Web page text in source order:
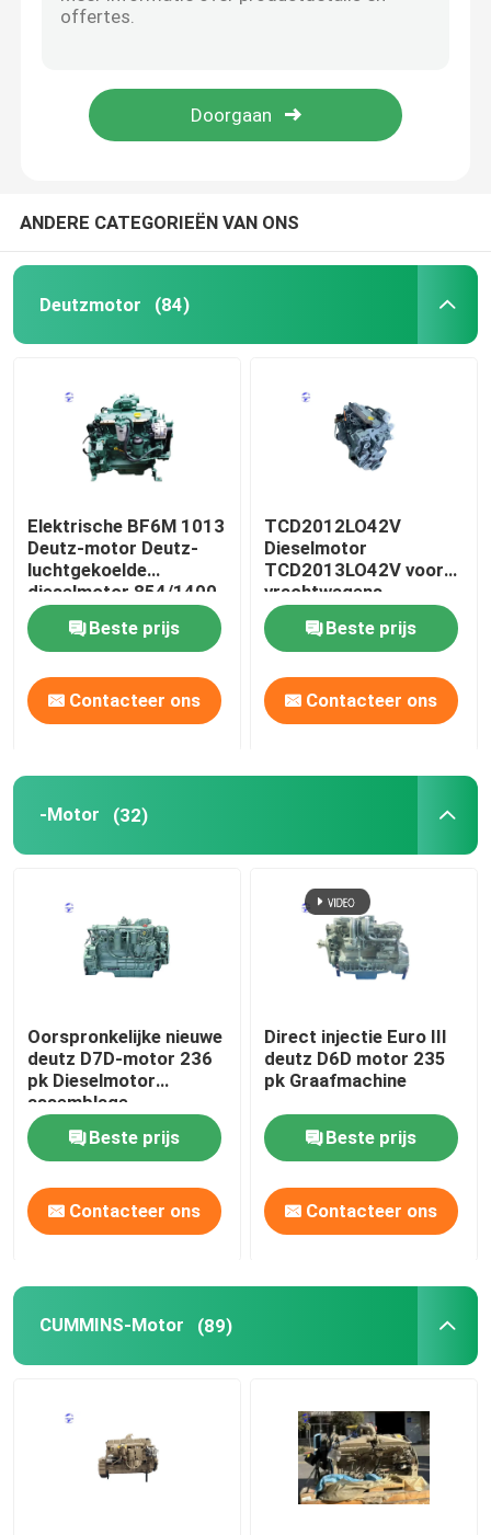
REISversnellingsbak
Yanmarmotor
Perkins Engine
Weichaimotor
gebruikte motor
Dieselmotordelen
Motor cilinderkop
Minigraafwerktuig
boormachine
gebruikte zware machines
Diesel Generatorreeks
ANDERE CATEGORIEËN VAN ONS
Deutzmotor (84)
Elektrische BF6M 1013
Deutz-motor Deutz-
luchtgekoelde
dieselmotor 854/1400
N.M/R/Min
Beste prijs
Contacteer ons
TCD2012LO42V
Dieselmotor
TCD2013LO42V voor
vrachtwagens
Beste prijs
Contacteer ons
-Motor (32)
Oorspronkelijke nieuwe
deutz D7D-motor 236
pk Dieselmotor
assemblage
Beste prijs
Contacteer ons
Direct injectie Euro III
deutz D6D motor 235
pk Graafmachine
Beste prijs
Contacteer ons
CUMMINS-Motor (89)